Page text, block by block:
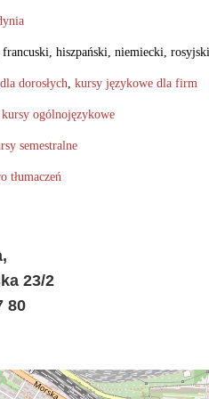
hiszpański, niemiecki, rosyjski
dorosłych kursy językowe dla firm
kursy ogólnojęzykowe
semestralne
tłumaczeń
23/2
80